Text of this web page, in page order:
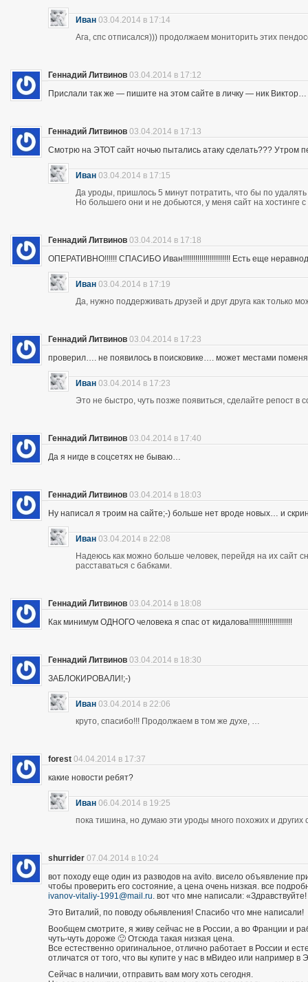
Иван 03.04.2014 в 17:14
Ага, спс отписался))) продолжаем мониторить этих
Геннадий Литвинов 03.04.2014 в 17:12
Прислали так же — пишите на этом сайте в личку — ник Виктор…
Геннадий Литвинов 03.04.2014 в 17:13
Смотрю на ЭТОТ сайт ночью пытались атаку сделать??? Утром
Иван 03.04.2014 в 17:15
Да уроды, пришлось 5 минут потратить, что бы по
Но большего они и не добьются, у меня сайт на хостинге
Геннадий Литвинов 03.04.2014 в 17:18
ОПЕРАТИВНО!!!!!! СПАСИБО Иван!!!!!!!!!!!!!!!!!!!!!!! Есть еще
Иван 03.04.2014 в 17:19
Да, нужно поддерживать друзей и друг друга как только
Геннадий Литвинов 03.04.2014 в 17:23
проверил…. не появилось в поисковике…. может местами
Иван 03.04.2014 в 17:23
Это не быстро, чуть позже появиться, сделайте репост в
Геннадий Литвинов 03.04.2014 в 17:40
Да я нигде в соцсетях не бываю…
Геннадий Литвинов 03.04.2014 в 18:03
Ну написал я троим на сайте;-) больше нет вроде новых… и
Иван 03.04.2014 в 22:08
Надеюсь как можно больше человек, перейдя на их сайт
расставаться с бабками.
Геннадий Литвинов 03.04.2014 в 18:08
Как минимум ОДНОГО человека я спас от кидалова!!!!!!!!!!!!!!!!!!!!!
Геннадий Литвинов 03.04.2014 в 18:30
ЗАБЛОКИРОВАЛИ!;-)
Иван 03.04.2014 в 22:06
круто, спасибо!!! Продолжаем в том же духе, …
forest 04.04.2014 в 17:37
какие новости ребят?
Иван 06.04.2014 в 19:25
пока тишина, но думаю эти уроды много похожих и
shurrider 07.04.2014 в 10:24
вот походу еще один из разводов на avito. висело объявление
чтобы проверить его состояние, а цена очень низкая. все
ivanov-vitaliy-1991@mail.ru. вот что мне написали: «Здравствуйте!
Это Виталий, по поводу обьявления! Спасибо что мне написали!
Вообщем смотрите, я живу сейчас не в России, а во Франции и
чуть-чуть дороже 🙂 Отсюда такая низкая цена.
Все естественно оригинальное, отлично работает в России и
отличатся от того, что вы купите у нас в мВидео или например в
Сейчас в наличии, отправить вам могу хоть сегодня.